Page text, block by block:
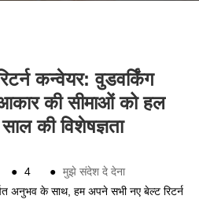
कन्वेयर: वुडवर्किंग
की सीमाओं को हल
की विशेषज्ञता
● 4 ● मुझे संदेश दे देना
अनुभव के साथ, हम अपने सभी नए बेल्ट रिटर्न